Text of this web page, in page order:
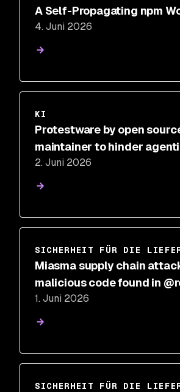
A Self-Propagating npm
Hides in binding.gyp
4. Juni 2026
KI
Protestware by open
maintainer to hinder
The jqwik 1.10.0 Prompt
2. Juni 2026
SICHERHEIT FÜR DIE
Miasma supply chain
malicious code found in
cloud-services npm
1. Juni 2026
SICHERHEIT FÜR DIE